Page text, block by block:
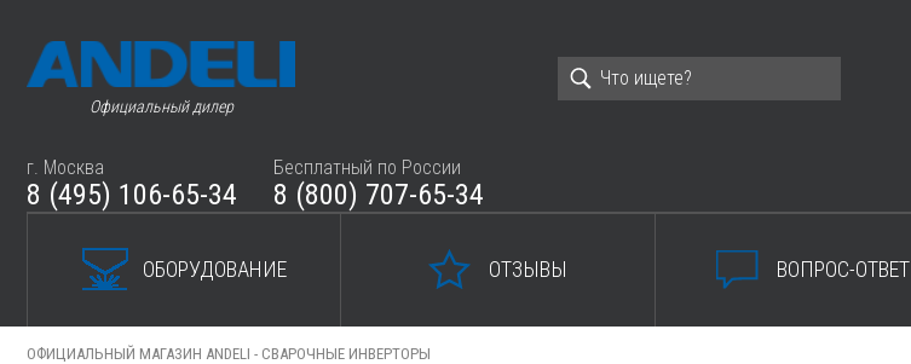
Официальный дилер
г. Москва
8 (495) 106-65-34
Бесплатный по России
8 (800) 707-65-34
ОБОРУДОВАНИЕ ОТЗЫВЫ ВОПРОС-ОТВЕТ
ОФИЦИАЛЬНЫЙ МАГАЗИН ANDELI - СВАРОЧНЫЕ ИНВЕРТОРЫ